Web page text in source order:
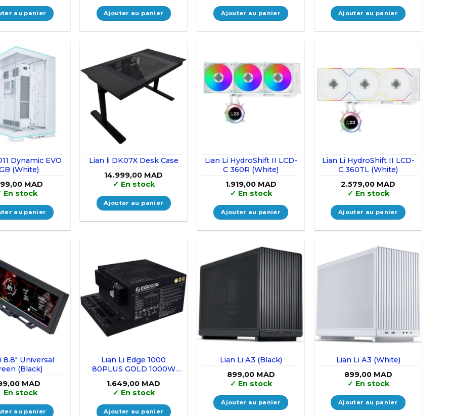
au panier Ajouter au panier Ajouter au panier Ajouter au panier
Dynamic EVO
(White)
MAD
En stock
au panier
Lian li DK07X Desk Case
14.999,00 MAD
✓ En stock
Ajouter au panier
Lian Li HydroShift II LCD-
C 360R (White)
1.919,00 MAD
✓ En stock
Ajouter au panier
Lian Li HydroShift II LCD-
C 360TL (White)
2.579,00 MAD
✓ En stock
Ajouter au panier
8.8″ Universal
(Black)
MAD
En stock
au panier
Lian Li Edge 1000
80PLUS GOLD 1000W
1.649,00 MAD
✓ En stock
Ajouter au panier
Lian Li A3 (Black)
899,00 MAD
✓ En stock
Ajouter au panier
Lian Li A3 (White)
899,00 MAD
✓ En stock
Ajouter au panier